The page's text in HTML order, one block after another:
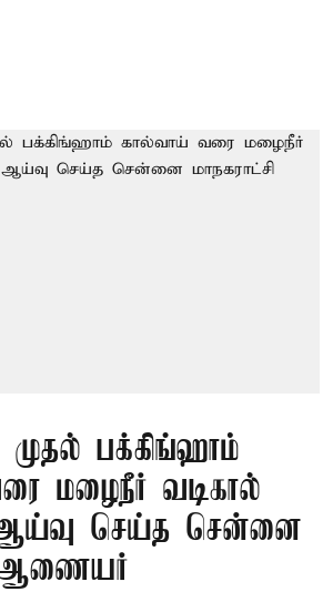
முதல் பக்கிங்ஹாம்
மழைநீர் வடிகால்
செய்த சென்னை
ஆணையர்